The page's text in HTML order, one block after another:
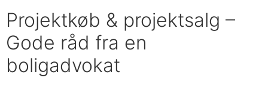
Projektkøb & projektsalg –
Gode råd fra en
boligadvokat